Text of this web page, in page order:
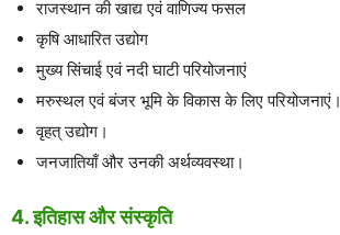
राजस्थान की खाद्य एवं वाणिज्य फसल
कृषि आधारित उद्योग
मुख्य सिंचाई एवं नदी घाटी परियोजनाएं
मरुस्थल एवं बंजर भूमि के विकास के लिए परियोजनाएं।
वृहत् उद्योग।
जनजातियाँ और उनकी अर्थव्यवस्था।
4. इतिहास और संस्कृति